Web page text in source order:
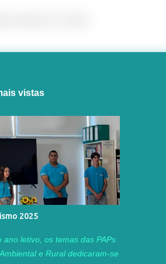
vistas
2025
ano letivo, os temas das PAPs
e Rural dedicaram-se